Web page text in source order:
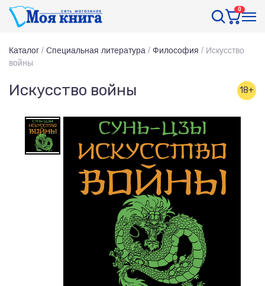
0
Каталог / Специальная литература / Философия / Искусство
войны
Искусство войны 18+